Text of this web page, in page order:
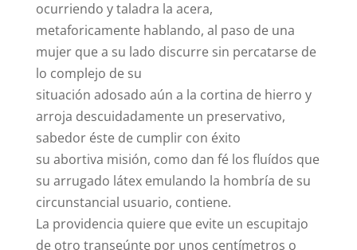
ocurriendo y taladra la acera,
metaforicamente hablando, al paso de una
mujer que a su lado discurre sin percatarse de
lo complejo de su
situación adosado aún a la cortina de hierro y
arroja descuidadamente un preservativo,
sabedor éste de cumplir con éxito
su abortiva misión, como dan fé los fluídos que
su arrugado látex emulando la hombría de su
circunstancial usuario, contiene.
La providencia quiere que evite un escupitajo
de otro transeúnte por unos centímetros o